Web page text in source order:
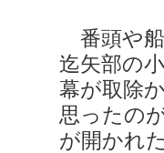
番頭や船
迄矢部の
幕が取除
思ったの
が開かれ